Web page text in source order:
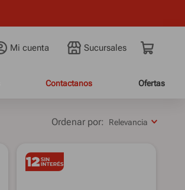
Mi cuenta
Contactanos Ofertas
Relevancia